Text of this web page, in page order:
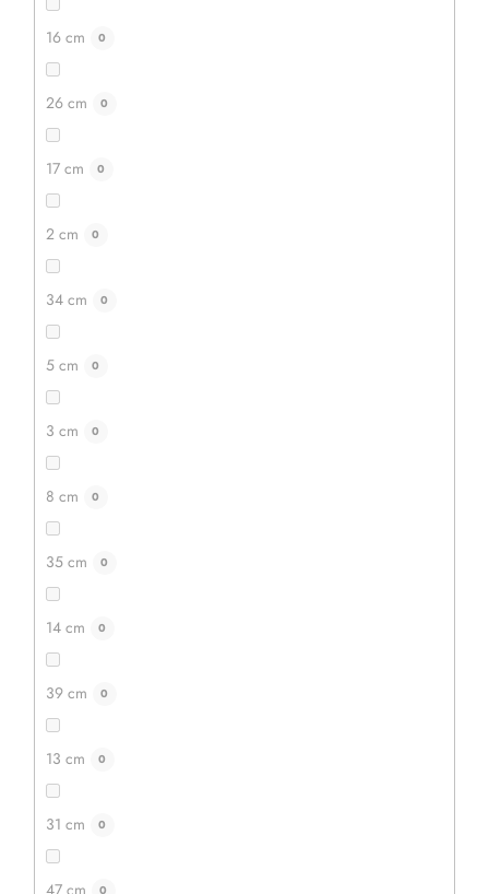
16 cm 0
26 cm 0
17 cm 0
2 cm 0
34 cm 0
5 cm 0
3 cm 0
8 cm 0
35 cm 0
14 cm 0
39 cm 0
13 cm 0
31 cm 0
0